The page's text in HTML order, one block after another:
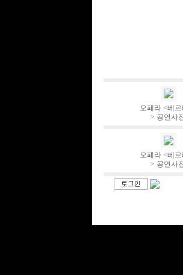
오페라 <베
> 공연사
오페라 <베
> 공연사